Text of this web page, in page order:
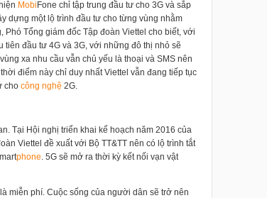
Mobi Fone chỉ tập trung đầu tư cho 3G và sắp
dựng một lộ trình đầu tư cho từng vùng nhằm
Tổng giám đốc Tập đoàn Viettel cho biết, với
đầu tư 4G và 3G, với những đô thị nhỏ sẽ
xa nhu cầu vẫn chủ yếu là thoại và SMS nên
điểm này chỉ duy nhất Viettel vẫn đang tiếp tục
cho công nghệ 2G.
Tại Hội nghị triển khai kế hoạch năm 2016 của
Viettel đề xuất với Bộ TT&TT nên có lộ trình tắt
phone. 5G sẽ mở ra thời kỳ kết nối vạn vật
miễn phí. Cuộc sống của người dân sẽ trở nên